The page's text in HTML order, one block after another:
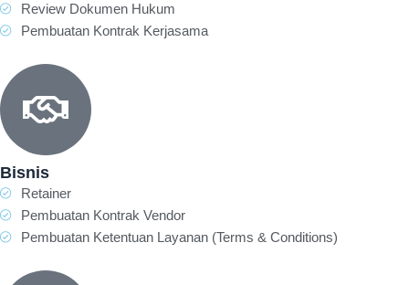
Review Dokumen Hukum
Pembuatan Kontrak Kerjasama
Bisnis
Retainer
Pembuatan Kontrak Vendor
Pembuatan Ketentuan Layanan (Terms & Conditions)